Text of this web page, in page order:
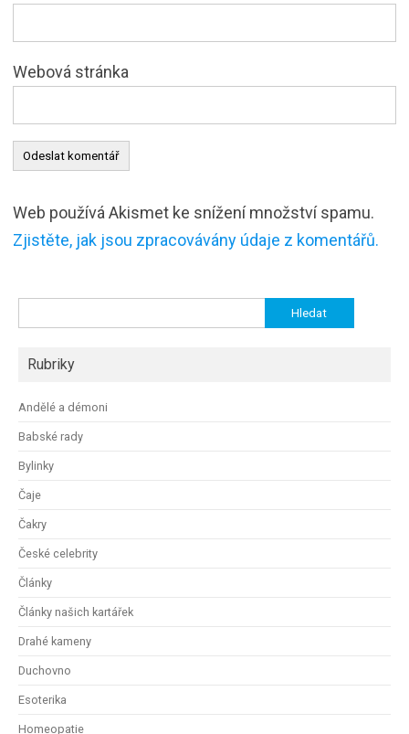
Webová stránka
Web používá Akismet ke snížení množství spamu.
Zjistěte, jak jsou zpracovávány údaje z komentářů.
Rubriky
Andělé a démoni
Babské rady
Bylinky
Čaje
Čakry
České celebrity
Články
Články našich kartářek
Drahé kameny
Duchovno
Esoterika
Homeopatie